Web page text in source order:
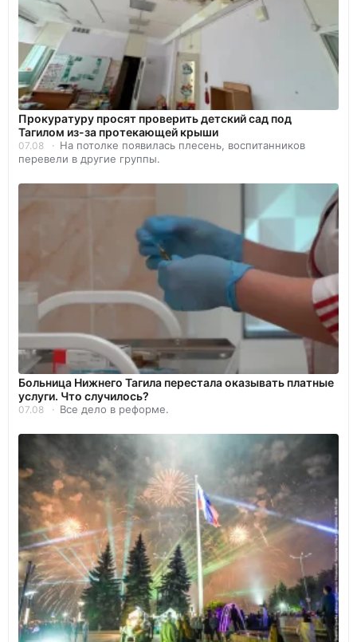
Прокуратуру просят проверить детский сад под
Тагилом из-за протекающей крыши
07.08
На потолке появилась плесень, воспитанников
перевели в другие группы.
Больница Нижнего Тагила перестала оказывать платные
услуги. Что случилось?
07.08 Все дело в реформе.